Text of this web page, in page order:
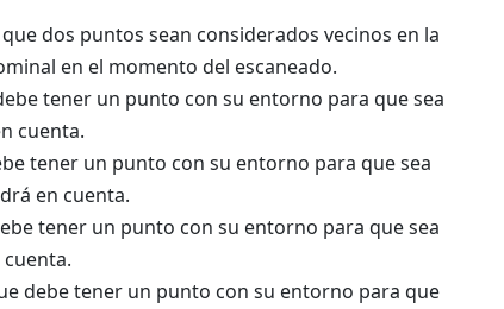
dos puntos sean considerados vecinos en la
en el momento del escaneado.
tener un punto con su entorno para que sea
cuenta.
tener un punto con su entorno para que sea
en cuenta.
tener un punto con su entorno para que sea
debe tener un punto con su entorno para que